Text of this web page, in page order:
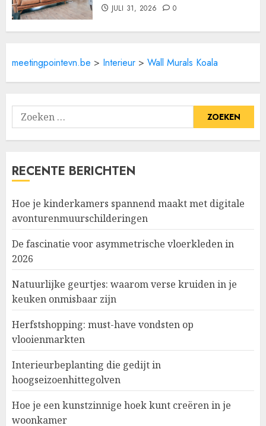
JULI 31, 2026 0
meetingpointevn.be > Interieur > Wall Murals Koala
Zoeken
naar:
RECENTE BERICHTEN
Hoe je kinderkamers spannend maakt met digitale
avonturenmuurschilderingen
De fascinatie voor asymmetrische vloerkleden in
2026
Natuurlijke geurtjes: waarom verse kruiden in je
keuken onmisbaar zijn
Herfstshopping: must-have vondsten op
vlooienmarkten
Interieurbeplanting die gedijt in
hoogseizoenhittegolven
Hoe je een kunstzinnige hoek kunt creëren in je
woonkamer